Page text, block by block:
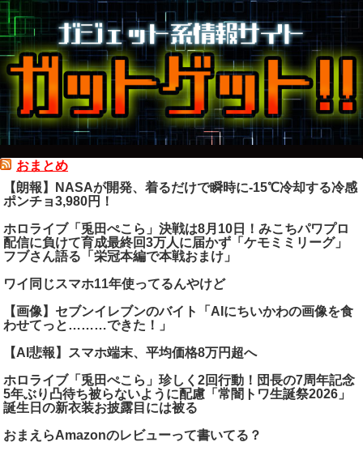
おまとめ
【朗報】NASAが開発、着るだけで瞬時に-15℃冷却する冷感
ポンチョ3,980円！
ホロライブ「兎田ぺこら」決戦は8月10日！みこちパワプロ
配信に負けて育成最終回3万人に届かず「ケモミミリーグ」
フブさん語る「栄冠本編で本戦おまけ」
ワイ同じスマホ11年使ってるんやけど
【画像】セブンイレブンのバイト「AIにちいかわの画像を食
わせてっと………できた！」
【AI悲報】スマホ端末、平均価格8万円超へ
ホロライブ「兎田ぺこら」珍しく2回行動！団長の7周年記念
5年ぶり凸待ち被らないように配慮「常闇トワ生誕祭2026」
誕生日の新衣装お披露目には被る
おまえらAmazonのレビューって書いてる？